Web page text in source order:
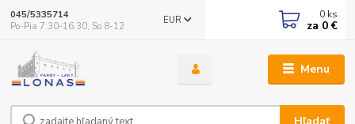
Menu
EUR
045/5335714
Po-Pia 7:30-16.30, So 8-12
0 ks
za 0 €